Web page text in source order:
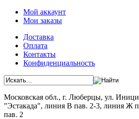
Мой аккаунт
Мои заказы
Доставка
Оплата
Контакты
Конфиденциальность
Московская обл., г. Люберцы, ул.
"Эстакада", линия В пав. 2-3, линия Ж
пав. 2